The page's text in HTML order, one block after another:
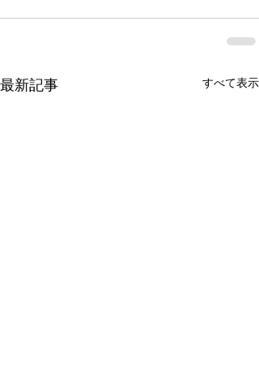
最新記事 すべて表示